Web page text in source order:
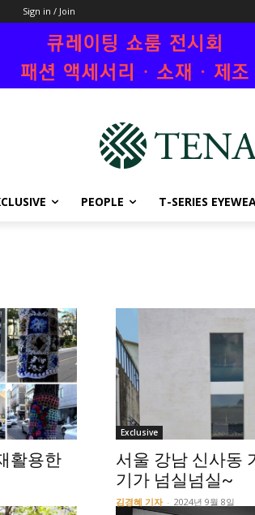
Sign in / Join
PEOPLE T-SERIES
활용한
Exclusive
서울 강남 신사동
기가 넘실넘실~
김경혜 기자 - 2024년 9월 8일